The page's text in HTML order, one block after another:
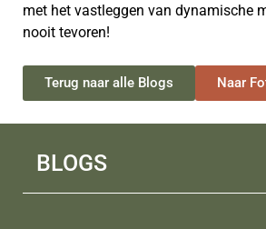
met het vastleggen van dynamische
nooit tevoren!
Terug naar alle Blogs Naar
BLOGS